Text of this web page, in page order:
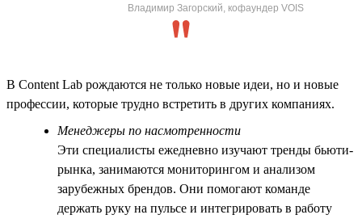
Владимир Загорский, кофаундер VOIS
В Content Lab рождаются не только новые идеи, но и новые
профессии, которые трудно встретить в других компаниях.
Менеджеры по насмотренности
Эти специалисты ежедневно изучают тренды бьюти-
рынка, занимаются мониторингом и анализом
зарубежных брендов. Они помогают команде
держать руку на пульсе и интегрировать в работу